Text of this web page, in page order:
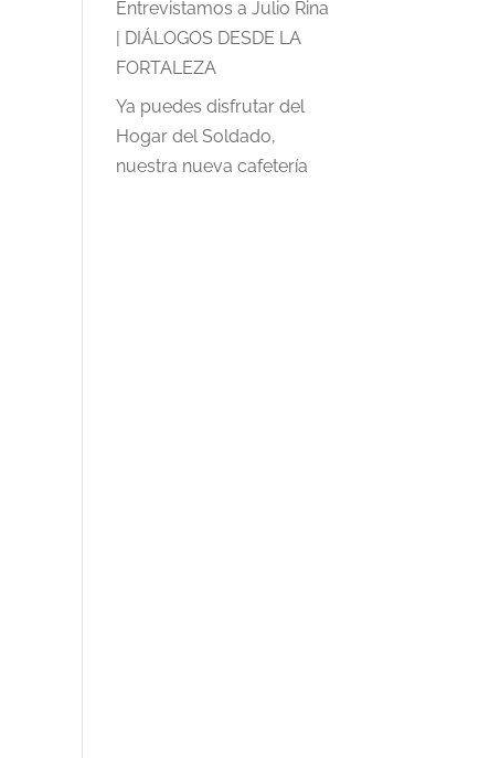
Entrevistamos a Julio Rina
| DIÁLOGOS DESDE LA
FORTALEZA
Ya puedes disfrutar del
Hogar del Soldado,
nuestra nueva cafetería